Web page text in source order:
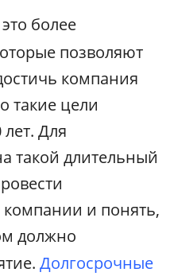
более
позволяют
компания
такие цели
лет. Для
такой длительный
и понять,
должно
Долгосрочные